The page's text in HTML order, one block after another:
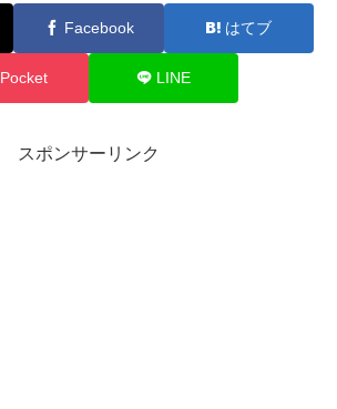
Facebook はてブ
Pocket LINE
スポンサーリンク